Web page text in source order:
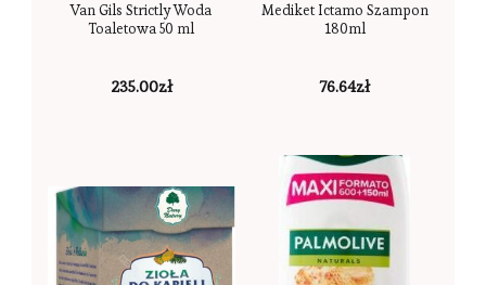
Van Gils Strictly Woda
Toaletowa 50 ml
235.00zł
Mediket Ictamo Szampon
180ml
76.64zł